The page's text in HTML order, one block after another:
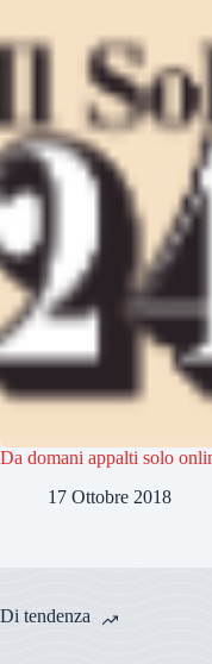
Da domani appalti solo
17 Ottobre 2018
Di tendenza